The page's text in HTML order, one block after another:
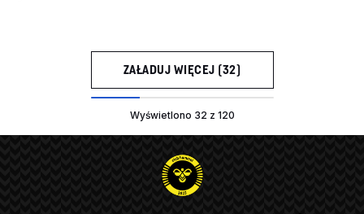
ZAŁADUJ WIĘCEJ (32)
Wyświetlono 32 z 120